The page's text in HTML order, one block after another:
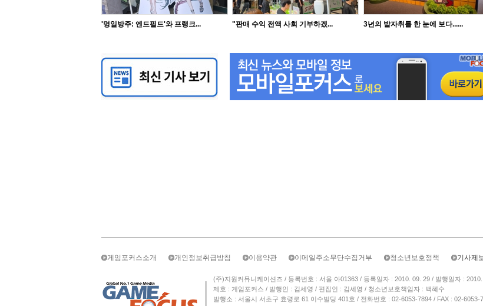
'명일방주: 엔드필드'와 프랭크... "판매 수익 전액 사회 기부하겠... 3년의 발자취를 한 눈에 보다......
게임포커스소개 개인정보취급방침 이용약관 이메일주소무단수집거부 청소년보호정책 기사제
(주)지원커뮤니케이션즈 / 등록번호 : 서울 아01363 / 등록일자 : 2010. 09. 29 / 발행일자 : 2010.
제호 : 게임포커스 / 발행인 : 김세영 / 편집인 : 김세영 / 청소년보호책임자 : 백혜수
발행소 : 서울시 서초구 효령로 61 이수빌딩 401호 / 전화번호 : 02-6053-7894 / FAX : 02-6053-